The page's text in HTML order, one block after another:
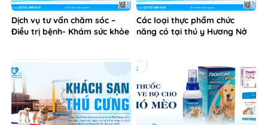
Dịch vụ tư vấn chăm sóc –
Điều trị bệnh- Khám sức khỏe
Các loại thực phẩm chức
năng có tại thú y Hương Nở